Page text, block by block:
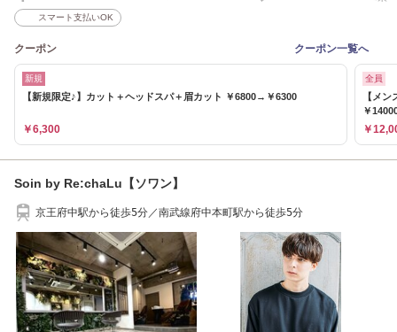
スマート支払いOK
クーポン クーポン一覧へ
新規
【新規限定♪】カット＋ヘッドスパ＋眉カット ￥6800→￥6300
￥6,300
全員
【メ
￥
￥
Soin by Re:chaLu【ソワン】
京王府中駅から徒歩5分／南武線府中本町駅から徒歩5分